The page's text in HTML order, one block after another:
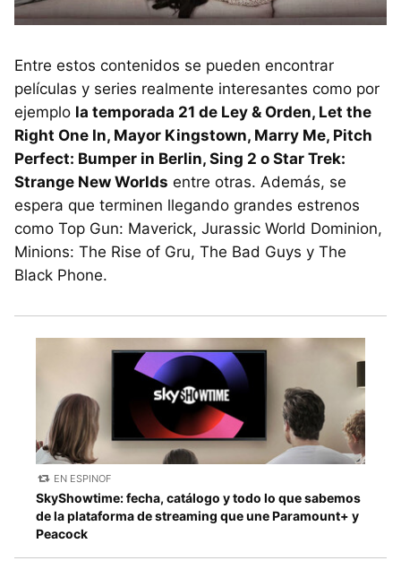
Entre estos contenidos se pueden encontrar
películas y series realmente interesantes como por
ejemplo la temporada 21 de Ley & Orden, Let the
Right One In, Mayor Kingstown, Marry Me, Pitch
Perfect: Bumper in Berlin, Sing 2 o Star Trek:
Strange New Worlds entre otras. Además, se
espera que terminen llegando grandes estrenos
como Top Gun: Maverick, Jurassic World Dominion,
Minions: The Rise of Gru, The Bad Guys y The
Black Phone.
EN ESPINOF
SkyShowtime: fecha, catálogo y todo lo que sabemos
de la plataforma de streaming que une Paramount+ y
Peacock